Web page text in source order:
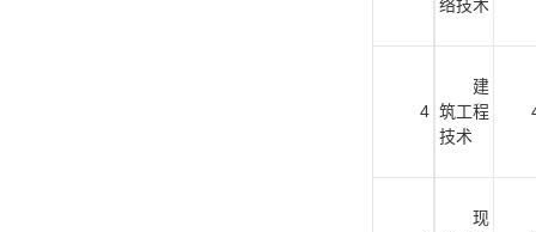
络技术
4
建
筑工程
技术
现